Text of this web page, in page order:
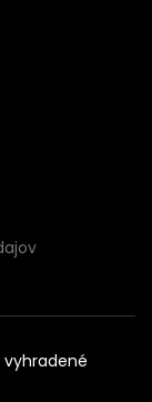
vyhradené